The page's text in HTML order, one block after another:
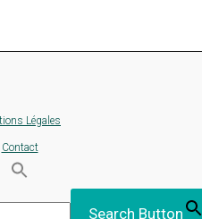
Légales
Contact
Search Button